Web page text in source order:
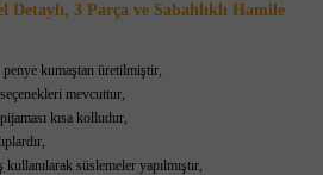
3 Parça ve Sabahlıklı Hamile
penye kumaştan üretilmiştir,
mevcuttur,
kısa kolludur,
süslemeler yapılmıştır,